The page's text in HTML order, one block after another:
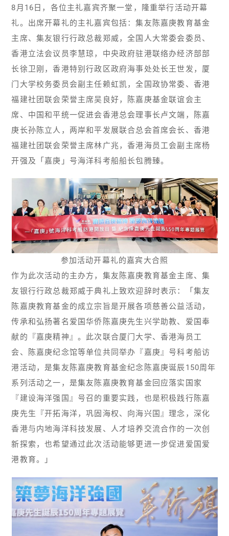
8月16日，各位主礼嘉宾齐聚一堂，隆重举行活动开幕
礼。出席开幕礼的主礼嘉宾包括：集友陈嘉庚教育基金
主席、集友银行行政总裁郑威，全国人大常委会委员、
香港立法会议员李慧琼，中央政府驻港联络办经济部部
长徐卫刚，香港特别行政区政府海事处处长王世发，厦
门大学校务委员会副主任赖虹凯，全国政协常委、香港
福建社团联会荣誉主席吴良好，陈嘉庚基金联谊会主
席、中国和平统一促进会香港总会理事长卢文端，陈嘉
庚长孙陈立人，两岸和平发展联合总会首席会长、香港
福建社团联会荣誉主席林广兆，香港海员工会副主席杨
开强及「嘉庚」号海洋科考船船长包腾臻。
参加活动开幕礼的嘉宾大合照
作为此次活动的主办方，集友陈嘉庚教育基金主席、集
友银行行政总裁郑威于典礼上致欢迎辞时表示：「集友
陈嘉庚教育基金的成立宗旨是开展各项慈善公益活动，
传承和弘扬著名爱国华侨陈嘉庚先生兴学助教、爱国奉
献的『嘉庚精神』。此次联合厦门大学、香港海员工
会、陈嘉庚纪念馆等单位共同举办『嘉庚』号科考船访
港活动，是集友陈嘉庚教育基金纪念陈嘉庚诞辰150周年
系列活动之一，是集友陈嘉庚教育基金回应落实国家
『建设海洋强国』号召的重要实践，也是积极践行陈嘉
庚先生『开拓海洋，巩固海权、向海兴国』理念，深化
香港与内地海洋科技发展、人才培养交流合作的一次创
新探索，也希望通过此次活动能够更进一步促进爱国爱
港教育。」